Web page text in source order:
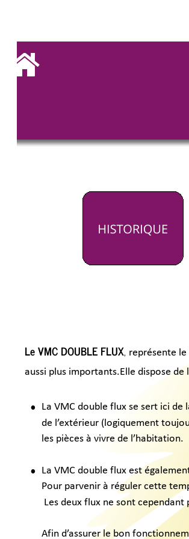
Le VMC DOUBLE FLUX, représente le
aussi plus importants.Elle dispose de
La VMC double flux se sert ici de la
de l’extérieur (logiquement
les pièces à vivre de l’habitation.
La VMC double flux est également
Pour parvenir à réguler cette
Les deux flux ne sont cependant
Afin d’assurer le bon